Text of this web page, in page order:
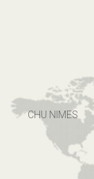
CHU NIMES